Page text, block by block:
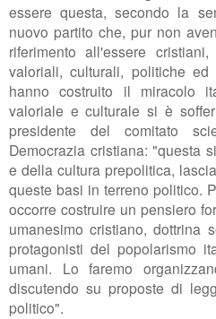
essere questa, secondo la
nuovo partito che, pur non
riferimento all'essere
valoriali, culturali, politiche
hanno costruito il miracolo
valoriale e culturale si è
presidente del comitato
Democrazia cristiana: "questa
e della cultura prepolitica,
queste basi in terreno politico. P
occorre costruire un pensiero
umanesimo cristiano, dottrina
protagonisti del popolarismo
umani. Lo faremo
discutendo su proposte di
politico".